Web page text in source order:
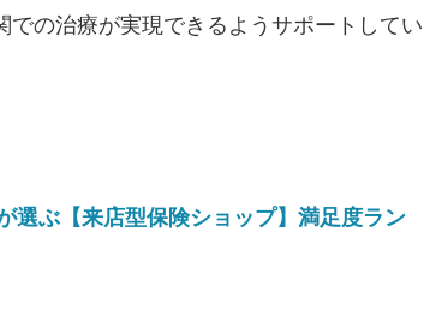
の治療が実現できるようサポートしてい
ぶ【来店型保険ショップ】満足度ラン